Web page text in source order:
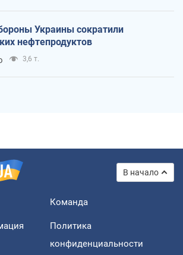
Украины сократили
нефтепродуктов
3,6 т.
В начало
Команда
Политика
конфиденциальности